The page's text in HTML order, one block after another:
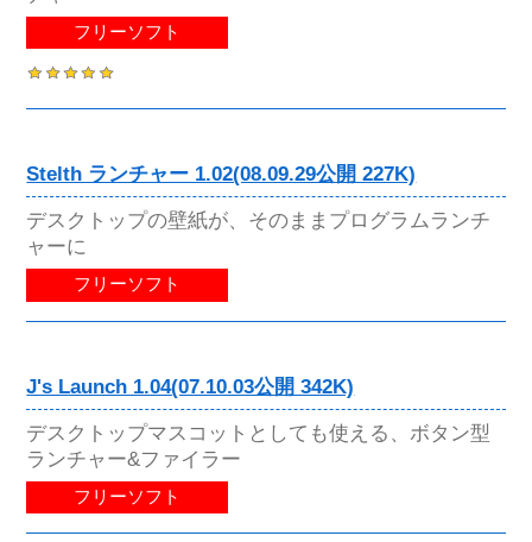
フリーソフト
Stelth ランチャー 1.02(08.09.29公開 227K)
デスクトップの壁紙が、そのままプログラムランチ
ャーに
フリーソフト
J's Launch 1.04(07.10.03公開 342K)
デスクトップマスコットとしても使える、ボタン型
ランチャー&ファイラー
フリーソフト